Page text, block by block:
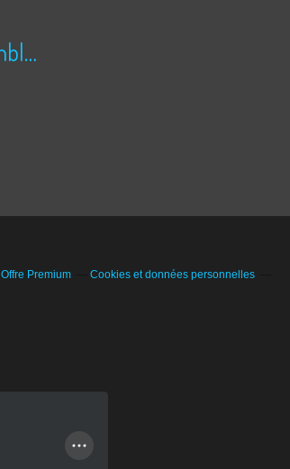
30 juin 1789: Assemblée Nationale
Offre Premium
Cookies et données personnelles